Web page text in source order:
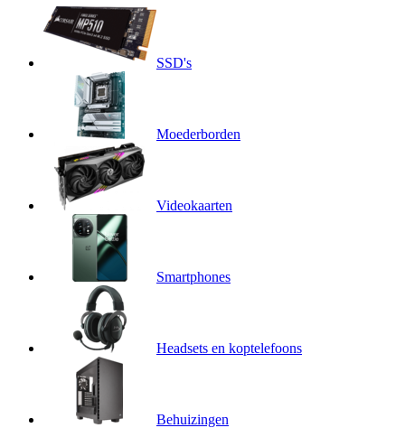
SSD's
Moederborden
Videokaarten
Smartphones
Headsets en koptelefoons
Behuizingen